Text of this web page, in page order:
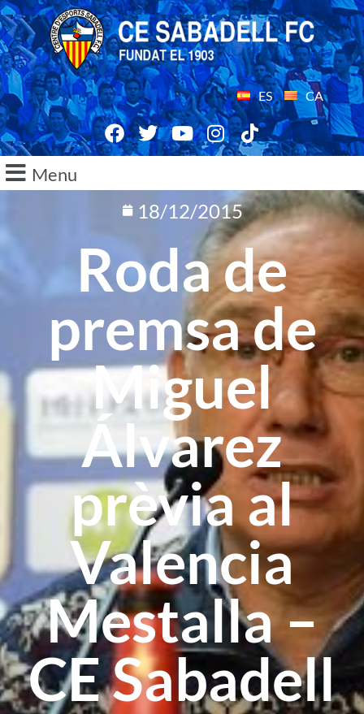
ES CA
Menu
18/12/2015
Roda de
premsa de
Miguel
Álvarez
prèvia al
Valencia
Mestalla –
CE Sabadell